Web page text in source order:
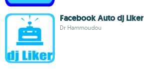
Facebook Auto dj Liker
Dr Hammoudou